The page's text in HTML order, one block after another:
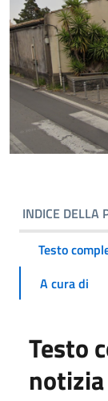
INDICE DELLA
Testo
A cura di
Testo
notizia